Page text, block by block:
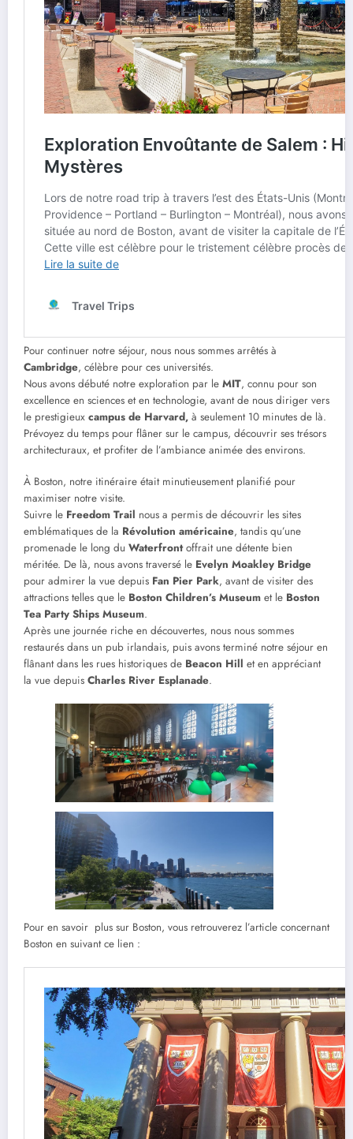
Pour continuer notre séjour, nous nous sommes arrêtés à
Cambridge, célèbre pour ces universités.
Nous avons débuté notre exploration par le MIT, connu pour son
excellence en sciences et en technologie, avant de nous diriger vers
le prestigieux campus de Harvard, à seulement 10 minutes de là.
Prévoyez du temps pour flâner sur le campus, découvrir ses trésors
architecturaux, et profiter de l’ambiance animée des environs.
À Boston, notre itinéraire était minutieusement planifié pour
maximiser notre visite.
Suivre le Freedom Trail nous a permis de découvrir les sites
emblématiques de la Révolution américaine, tandis qu’une
promenade le long du Waterfrontoffrait une détente bien
méritée. De là, nous avons traversé le Evelyn Moakley Bridge
pour admirer la vue depuis Fan Pier Park, avant de visiter des
attractions telles que le Boston Children’s Museum et le Boston
Tea Party Ships Museum.
Après une journée riche en découvertes, nous nous sommes
restaurés dans un pub irlandais, puis avons terminé notre séjour en
flânant dans les rues historiques de Beacon Hill et en appréciant
la vue depuis Charles River Esplanade.
Pour en savoir plus sur Boston, vous retrouverez l’article concernant
Boston en suivant ce lien :